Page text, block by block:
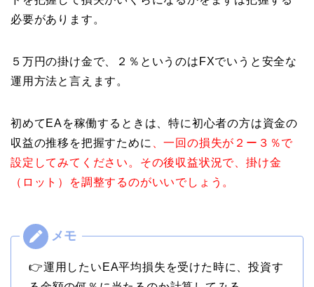
必要があります。
５万円の掛け金で、２％というのはFXでいうと安全な
運用方法と言えます。
初めてEAを稼働するときは、特に初心者の方は資金の
収益の推移を把握すために
、一回の損失が２ー３％で
設定してみてください。その後収益状況で、掛け金
（ロット）を調整するのがいいでしょう。
👉運用したいEA平均損失を受けた時に、投資す